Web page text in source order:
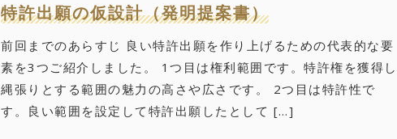
特許出願の仮設計（発明提案書）
前回までのあらすじ 良い特許出願を作り上げるための代表的な要
素を3つご紹介しました。 1つ目は権利範囲です。特許権を獲得し
縄張りとする範囲の魅力の高さや広さです。 2つ目は特許性で
す。良い範囲を設定して特許出願したとして […]